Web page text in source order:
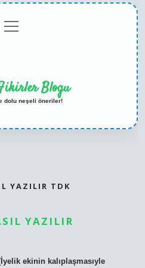
menüyü
aç
Blogu
dolu neşeli öneriler!
YAZILIR TDK
YAZILIR
ekinin kalıplaşmasıyle